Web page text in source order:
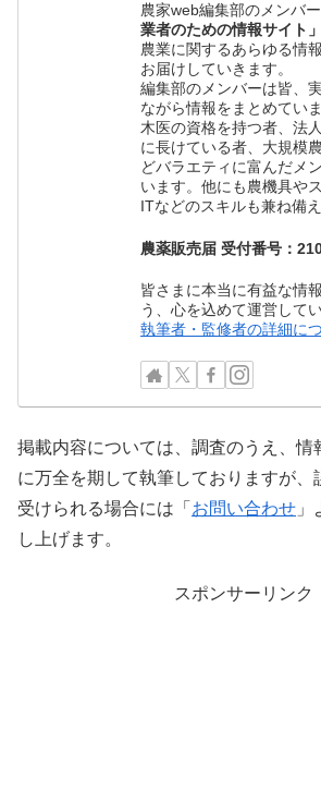
農家web編集部のメンバ
業者のための情報サイト」
農業に関するあらゆる情
お届けしていきます。
編集部のメンバーは皆、
ながら情報をまとめてい
木医の資格を持つ者、法
に長けている者、大規模
どバラエティに富んだメ
います。他にも農機具や
ITなどのスキルも兼ね備え
農薬販売届 受付番号：
皆さまに本当に有益な情
う、心を込めて運営してい
執筆者・監修者の詳細に
掲載内容については、調査のうえ、情
に万全を期して執筆しておりますが、
受けられる場合には「 お問い合わせ
し上げます。
スポンサーリンク